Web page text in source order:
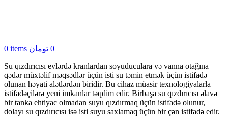
0 items 0 تومان
Su qızdırıcısı evlərdə kranlardan soyuduculara və vanna otağına
qədər müxtəlif məqsədlər üçün isti su təmin etmək üçün istifadə
olunan həyati alətlərdən biridir. Bu cihaz müasir texnologiyalarla
istifadəçilərə yeni imkanlar təqdim edir. Birbaşa su qızdırıcısı əlavə
bir tanka ehtiyac olmadan suyu qızdırmaq üçün istifadə olunur,
dolayı su qızdırıcısı isə isti suyu saxlamaq üçün bir çən istifadə edir.